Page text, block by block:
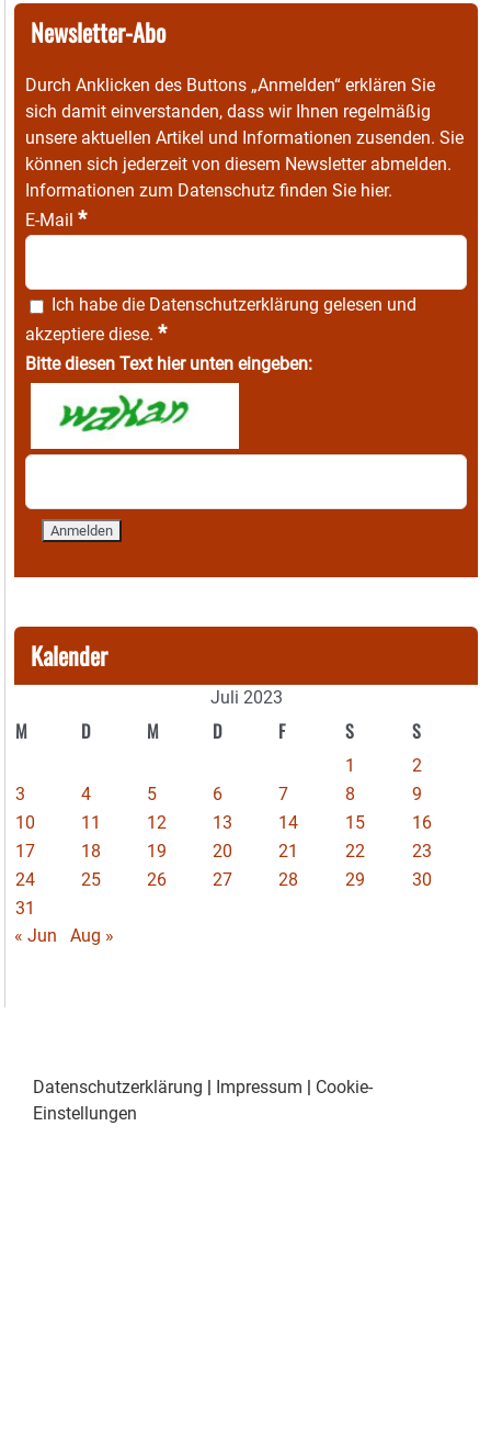
Newsletter-Abo
Durch Anklicken des Buttons „Anmelden“ erklären Sie
sich damit einverstanden, dass wir Ihnen regelmäßig
unsere aktuellen Artikel und Informationen zusenden. Sie
können sich jederzeit von diesem Newsletter abmelden.
Informationen zum Datenschutz finden Sie hier.
E-Mail *
Ich habe die Datenschutzerklärung gelesen und
akzeptiere diese. *
Bitte diesen Text hier unten eingeben:
Kalender
Juli 2023
M D M D F S S
1
2
3
4 5 6 7 8
9
10
11 12 13 14 15
16
17
18 19 20 21 22
23
24
25 26 27 28 29
30
31
« Jun
Aug »
Datenschutzerklärung Impressum
Cookie-
Einstellungen